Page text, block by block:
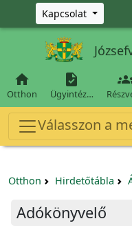
Ugrás a fő tartalomra
Kapcsolat

Otthon

Ügyintéz…
Válasszon a
Otthon Hirdetőtábla
Adókönyvelő